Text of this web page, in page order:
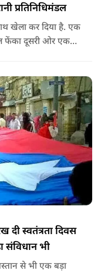
प्रतिनिधिमंडल
खेला कर दिया है. एक
फेंका दूसरी ओर एक
दी स्वतंत्रता दिवस
संविधान भी
से भी एक बड़ा